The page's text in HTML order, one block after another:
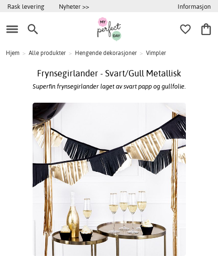
Rask levering Nyheter >> Informasjon
Hjem > Alle produkter > Hengende dekorasjoner > Vimpler
Frynsegirlander - Svart/Gull Metallisk
Superfin frynsegirlander laget av svart papp og gullfolie.